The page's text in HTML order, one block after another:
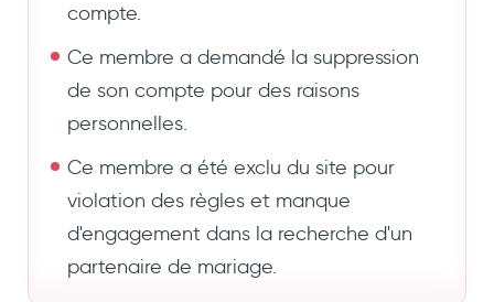
compte.
Ce membre a demandé la suppression
de son compte pour des raisons
personnelles.
Ce membre a été exclu du site pour
violation des règles et manque
d'engagement dans la recherche d'un
partenaire de mariage.